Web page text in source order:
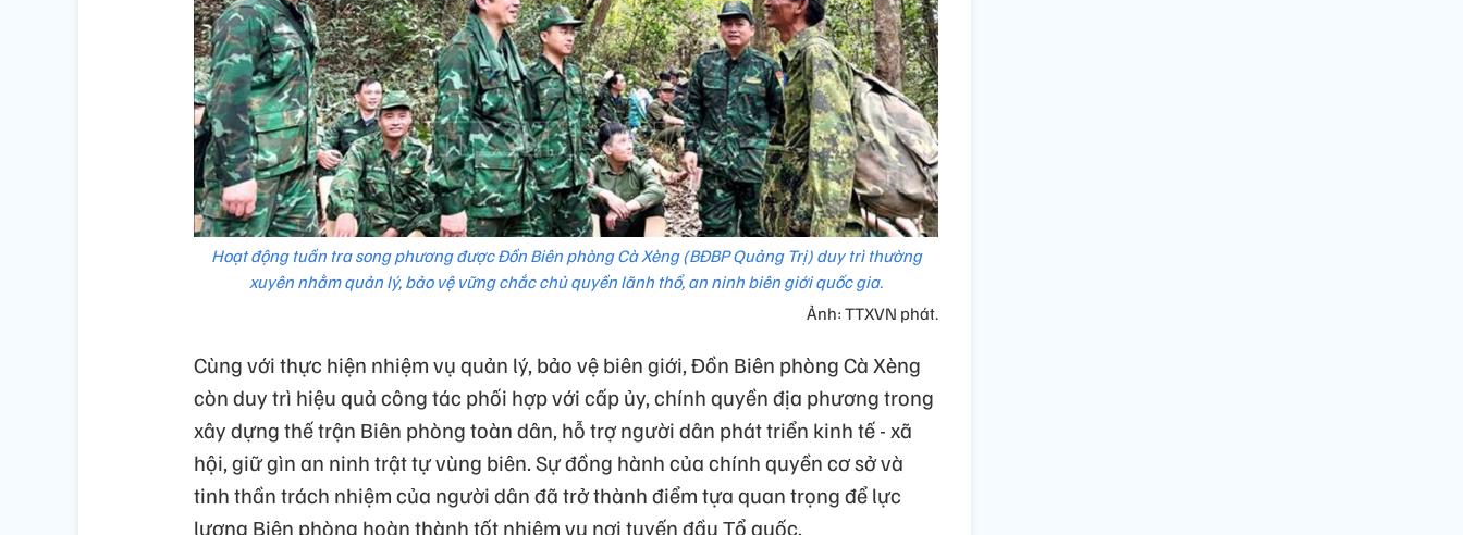
Hoạt động tuần tra song phương được Đồn Biên phòng Cà Xèng (BĐBP Quảng Trị) duy trì thường
xuyên nhằm quản lý, bảo vệ vững chắc chủ quyền lãnh thổ, an ninh biên giới quốc gia.
Ảnh: TTXVN phát.
Cùng với thực hiện nhiệm vụ quản lý, bảo vệ biên giới, Đồn Biên phòng Cà Xèng
còn duy trì hiệu quả công tác phối hợp với cấp ủy, chính quyền địa phương trong
xây dựng thế trận Biên phòng toàn dân, hỗ trợ người dân phát triển kinh tế - xã
hội, giữ gìn an ninh trật tự vùng biên. Sự đồng hành của chính quyền cơ sở và
tinh thần trách nhiệm của người dân đã trở thành điểm tựa quan trọng để lực
lượng Biên phòng hoàn thành tốt nhiệm vụ nơi tuyến đầu Tổ quốc.